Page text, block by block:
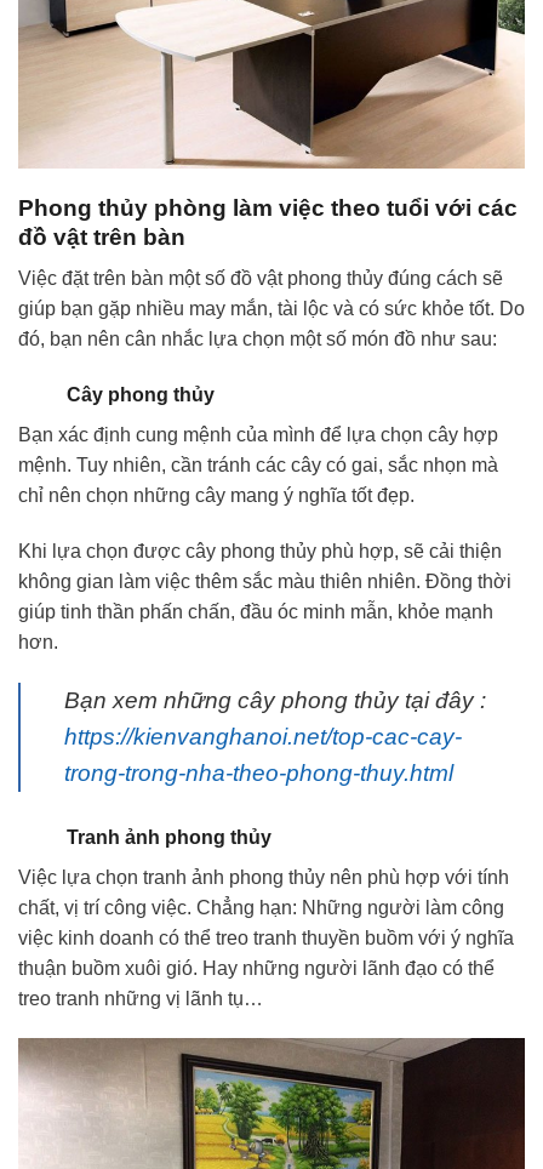
Phong thủy phòng làm việc theo tuổi với các
đồ vật trên bàn
Việc đặt trên bàn một số đồ vật phong thủy đúng cách sẽ
giúp bạn gặp nhiều may mắn, tài lộc và có sức khỏe tốt. Do
đó, bạn nên cân nhắc lựa chọn một số món đồ như sau:
Cây phong thủy
Bạn xác định cung mệnh của mình để lựa chọn cây hợp
mệnh. Tuy nhiên, cần tránh các cây có gai, sắc nhọn mà
chỉ nên chọn những cây mang ý nghĩa tốt đẹp.
Khi lựa chọn được cây phong thủy phù hợp, sẽ cải thiện
không gian làm việc thêm sắc màu thiên nhiên. Đồng thời
giúp tinh thần phấn chấn, đầu óc minh mẫn, khỏe mạnh
hơn.
Bạn xem những cây phong thủy tại đây :
https://kienvanghanoi.net/top-cac-cay-
trong-trong-nha-theo-phong-thuy.html
Tranh ảnh phong thủy
Việc lựa chọn tranh ảnh phong thủy nên phù hợp với tính
chất, vị trí công việc. Chẳng hạn: Những người làm công
việc kinh doanh có thể treo tranh thuyền buồm với ý nghĩa
thuận buồm xuôi gió. Hay những người lãnh đạo có thể
treo tranh những vị lãnh tụ…